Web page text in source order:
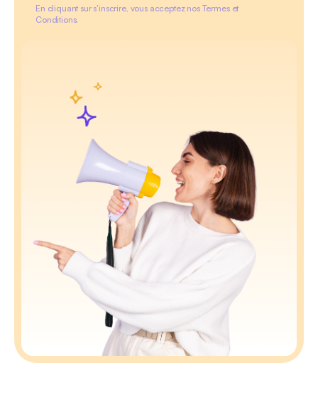
En cliquant sur s'inscrire, vous acceptez nos Termes et
Conditions.